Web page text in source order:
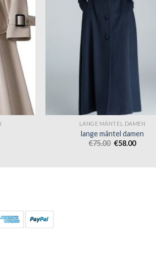
LANGE MÄNTEL DAMEN
lange mäntel damen
€75.00 €58.00